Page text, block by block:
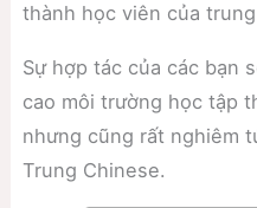
thành học viên của
Sự hợp tác của các bạn
cao môi trường học tập
nhưng cũng rất nghiêm
Trung Chinese.